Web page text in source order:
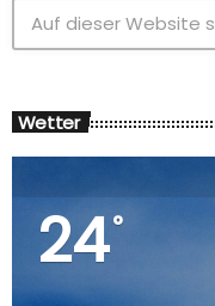
Wetter
24°